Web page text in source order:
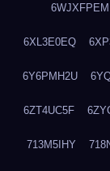
6WJXFPEM
6XL3E0EQ
6Y6PMH2U
6ZT4UC5F
713M5IHY